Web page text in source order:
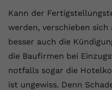
Kann der
werden, verschieben sich
besser auch die
die Baufirmen bei
notfalls sogar die
ist ungewiss. Denn
Zweck
Daten
Videos von
gesehen
Name yt-remote-